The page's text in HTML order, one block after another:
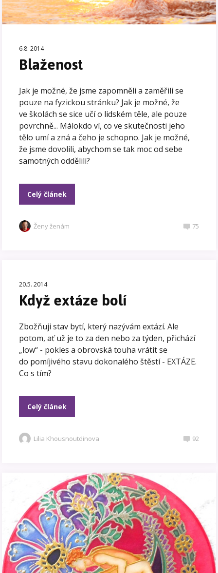
6.8. 2014
Blaženost
Jak je možné, že jsme zapomněli a zaměřili se
pouze na fyzickou stránku? Jak je možné, že
ve školách se sice učí o lidském těle, ale pouze
povrchně... Málokdo ví, co ve skutečnosti jeho
tělo umí a zná a čeho je schopno. Jak je možné,
že jsme dovolili, abychom se tak moc od sebe
samotných oddělili?
Celý článek
Ženy ženám 75
20.5. 2014
Když extáze bolí
Zbožňuji stav bytí, který nazývám extází. Ale
potom, ať už je to za den nebo za týden, přichází
„low“ - pokles a obrovská touha vrátit se
do pomíjivého stavu dokonalého štěstí - EXTÁZE.
Co s tím?
Celý článek
Lilia Khousnoutdinova 92